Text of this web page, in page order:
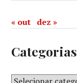
« out dez »
Categorias